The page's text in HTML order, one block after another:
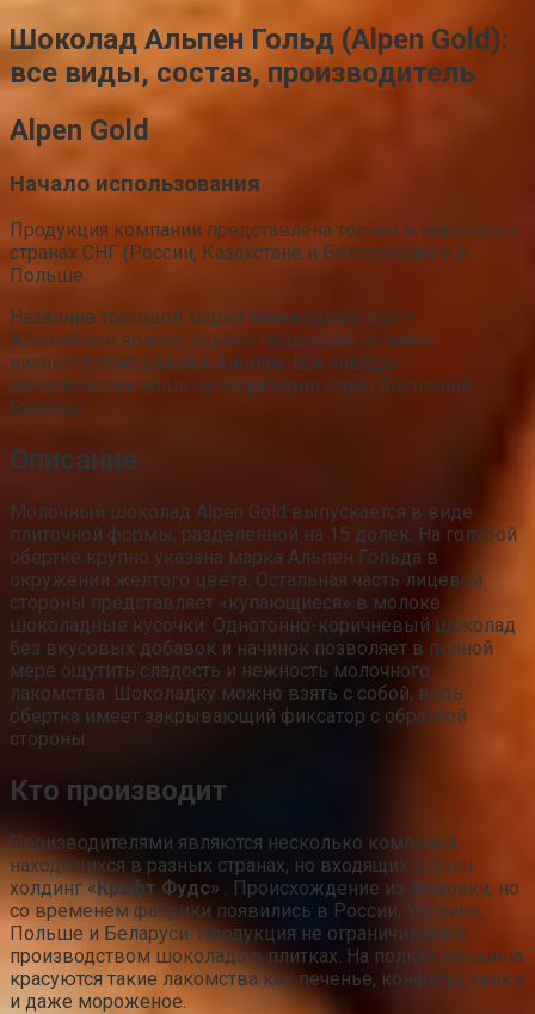
Шоколад Альпен Гольд (Alpen Gold):
все виды, состав, производитель
Alpen Gold
Начало использования
Продукция компании представлена только в некоторых
странах СНГ (России, Казахстане и Белоруссии) и в
Польше.
Название торговой марки переводится как —
Альпийское золото, однако продукция не имеет
никакого отношения к Альпам. Все заводы
расположены лишь на территории стран Восточной
Европы.
Описание
Молочный шоколад Alpen Gold выпускается в виде
плиточной формы, разделенной на 15 долек. На голубой
обертке крупно указана марка Альпен Гольда в
окружении желтого цвета. Остальная часть лицевой
стороны представляет «купающиеся» в молоке
шоколадные кусочки. Однотонно-коричневый шоколад
без вкусовых добавок и начинок позволяет в полной
мере ощутить сладость и нежность молочного
лакомства. Шоколадку можно взять с собой, ведь
обертка имеет закрывающий фиксатор с обратной
стороны.
Кто производит
Производителями являются несколько компаний,
находящихся в разных странах, но входящих в один
холдинг«Крафт Фудс» . Происхождение из Америки, но
со временем фабрики появились в России, Украине,
Польше и Беларуси. Продукция не ограничивается
производством шоколада в плитках. На полках магазина
красуются такие лакомства как печенье, конфеты, снеки
и даже мороженое.